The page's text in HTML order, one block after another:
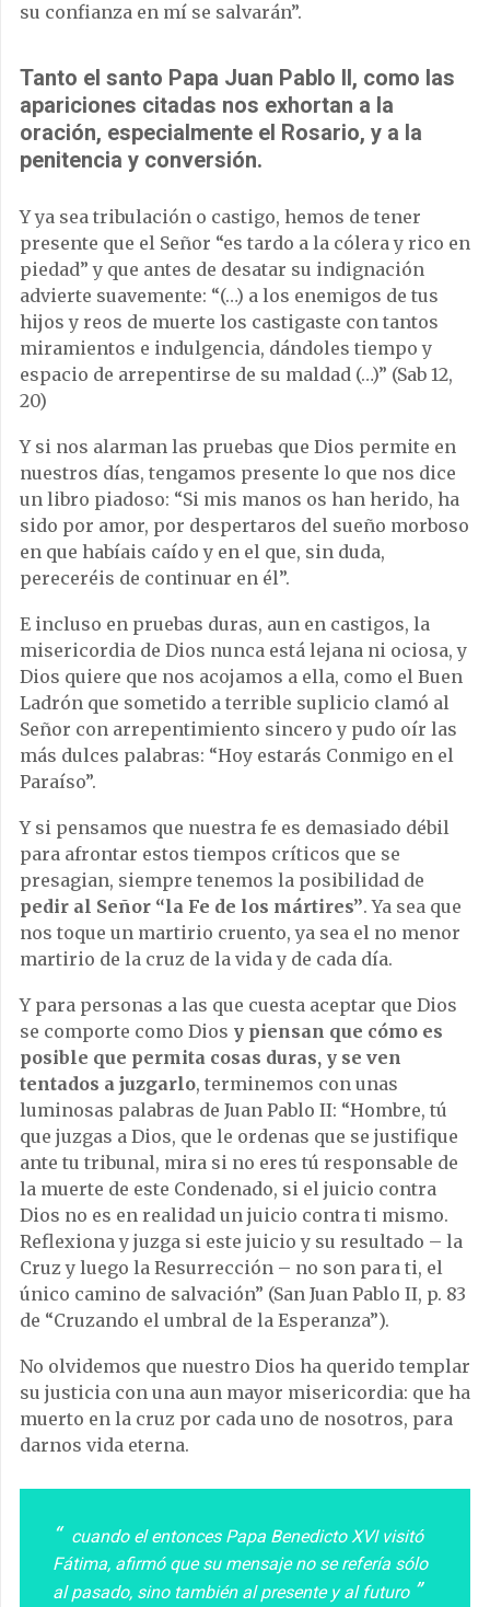
su confianza en mí se salvarán”.
Tanto el santo Papa Juan Pablo II, como las
apariciones citadas nos exhortan a la
oración, especialmente el Rosario, y a la
penitencia y conversión.
Y ya sea tribulación o castigo, hemos de tener
presente que el Señor “es tardo a la cólera y rico en
piedad” y que antes de desatar su indignación
advierte suavemente: “(…) a los enemigos de tus
hijos y reos de muerte los castigaste con tantos
miramientos e indulgencia, dándoles tiempo y
espacio de arrepentirse de su maldad (…)” (Sab 12,
20)
Y si nos alarman las pruebas que Dios permite en
nuestros días, tengamos presente lo que nos dice
un libro piadoso: “Si mis manos os han herido, ha
sido por amor, por despertaros del sueño morboso
en que habíais caído y en el que, sin duda,
pereceréis de continuar en él”.
E incluso en pruebas duras, aun en castigos, la
misericordia de Dios nunca está lejana ni ociosa, y
Dios quiere que nos acojamos a ella, como el Buen
Ladrón que sometido a terrible suplicio clamó al
Señor con arrepentimiento sincero y pudo oír las
más dulces palabras: “Hoy estarás Conmigo en el
Paraíso”.
Y si pensamos que nuestra fe es demasiado débil
para afrontar estos tiempos críticos que se
presagian, siempre tenemos la posibilidad de
pedir al Señor “la Fe de los mártires”. Ya sea que
nos toque un martirio cruento, ya sea el no menor
martirio de la cruz de la vida y de cada día.
Y para personas a las que cuesta aceptar que Dios
se comporte como Dios y piensan que cómo es
posible que permita cosas duras, y se ven
tentados a juzgarlo, terminemos con unas
luminosas palabras de Juan Pablo II: “Hombre, tú
que juzgas a Dios, que le ordenas que se justifique
ante tu tribunal, mira si no eres tú responsable de
la muerte de este Condenado, si el juicio contra
Dios no es en realidad un juicio contra ti mismo.
Reflexiona y juzga si este juicio y su resultado – la
Cruz y luego la Resurrección – no son para ti, el
único camino de salvación” (San Juan Pablo II, p. 83
de “Cruzando el umbral de la Esperanza”).
No olvidemos que nuestro Dios ha querido templar
su justicia con una aun mayor misericordia: que ha
muerto en la cruz por cada uno de nosotros, para
darnos vida eterna.
cuando el entonces Papa Benedicto XVI visitó
Fátima, afirmó que su mensaje no se refería sólo
al pasado, sino también al presente y al futuro